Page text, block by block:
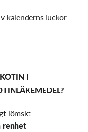
kalenderns luckor
I
lömskt
renhet